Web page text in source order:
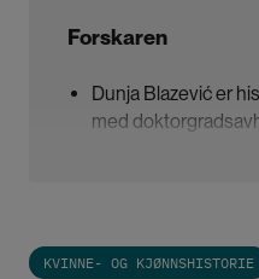
Forskaren
Dunja Blazević er
med
I avhandlinga
KVINNE- OG KJØNNSHISTORIE